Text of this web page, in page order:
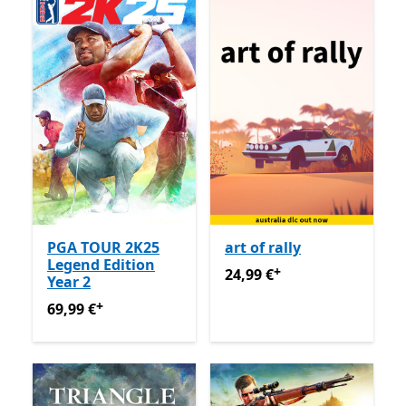
PGA TOUR 2K25
Legend Edition
Year 2
69,99 €Enthält In-App-Käufe
69,99 €+
art of rally
24,99 €Enthält In-App-
24,99 €+